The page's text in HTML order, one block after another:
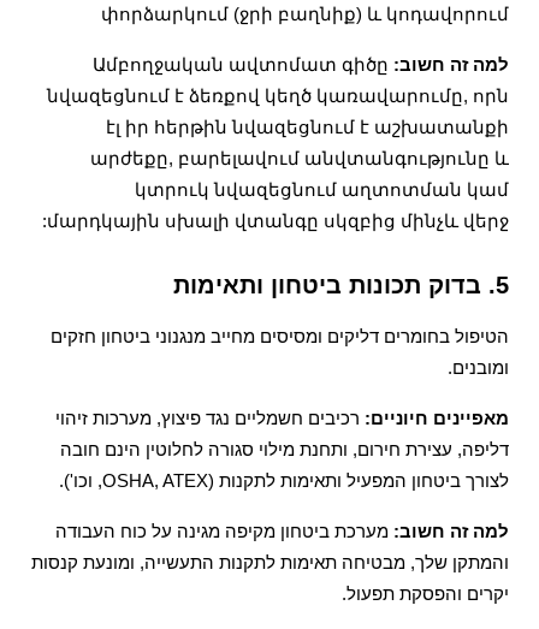
փորձարկում (ջրի բաղնիք) և կոդավորում
למה זה חשוב: Ամբողջական ավտոմատ գիծը
նվազեցնում է ձեռքով կեղծ կառավարումը, որն
էլ իր հերթին նվազեցնում է աշխատանքի
արժեքը, բարելավում անվտանգությունը և
կտրուկ նվազեցնում աղտոտման կամ
մարդկային սխալի վտանգը սկզբից մինչև վերջ:
5. בדוק תכונות ביטחון ותאימות
הטיפול בחומרים דליקים ומסיסים מחייב מנגנוני ביטחון חזקים
ומובנים.
מאפיינים חיוניים: רכיבים חשמליים נגד פיצוץ, מערכות זיהוי
דליפה, עצירת חירום, ותחנת מילוי סגורה לחלוטין הינם חובה
לצורך ביטחון המפעיל ותאימות לתקנות (OSHA, ATEX, וכו').
למה זה חשוב: מערכת ביטחון מקיפה מגינה על כוח העבודה
והמתקן שלך, מבטיחה תאימות לתקנות התעשייה, ומונעת קנסות
יקרים והפסקת תפעול.